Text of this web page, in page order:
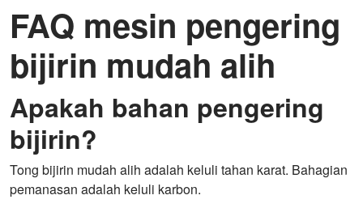
FAQ mesin pengering
bijirin mudah alih
Apakah bahan pengering
bijirin?
Tong bijirin mudah alih adalah keluli tahan karat. Bahagian
pemanasan adalah keluli karbon.